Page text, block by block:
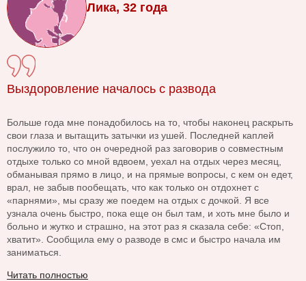
Лика, 32 года
Выздоровление началось с развода
Больше года мне понадобилось на то, чтобы наконец раскрыть
свои глаза и вытащить затычки из ушей. Последней каплей
послужило то, что он очередной раз заговорив о совместным
отдыхе только со мной вдвоем, уехал на отдых через месяц,
обманывая прямо в лицо, и на прямые вопросы, с кем он едет,
врал, не забыв пообещать, что как только он отдохнет с
«парнями», мы сразу же поедем на отдых с дочкой. Я все
узнала очень быстро, пока еще он был там, и хоть мне было и
больно и жутко и страшно, на этот раз я сказала себе: «Стоп,
хватит». Сообщила ему о разводе в смс и быстро начала им
заниматься.
Читать полностью